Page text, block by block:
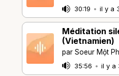
30:19 • il y a
Méditation
(Vietnamien)
par Soeur Một
35:56 • il y a